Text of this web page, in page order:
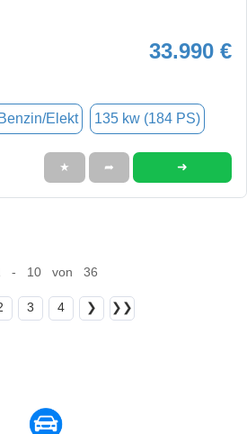
33.990 €
Elekt 135 kw (184 PS)
★ ➦ ➜
- 10 von 36
3 4 ❯ ❯❯